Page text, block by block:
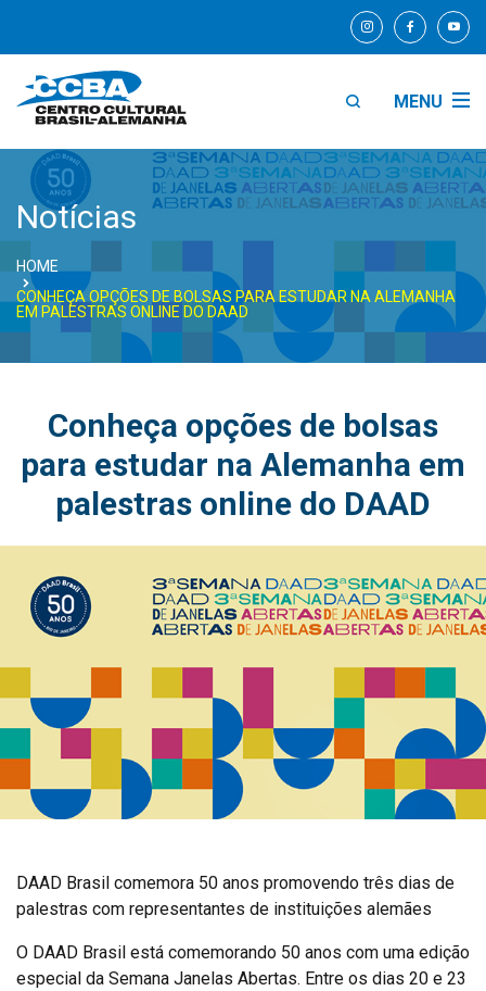
MENU
Notícias
HOME
CONHEÇA OPÇÕES DE BOLSAS PARA ESTUDAR NA ALEMANHA
EM PALESTRAS ONLINE DO DAAD
Conheça opções de bolsas
para estudar na Alemanha em
palestras online do DAAD
DAAD Brasil comemora 50 anos promovendo três dias de
palestras com representantes de instituições alemães
O DAAD Brasil está comemorando 50 anos com uma edição
especial da Semana Janelas Abertas. Entre os dias 20 e 23